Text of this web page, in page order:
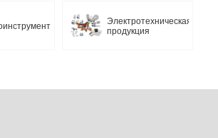
Электротехническая
продукция